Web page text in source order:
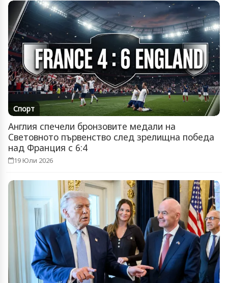
Спорт
Англия спечели бронзовите медали на
Световното първенство след зрелищна победа
над Франция с 6:4
19 Юли 2026